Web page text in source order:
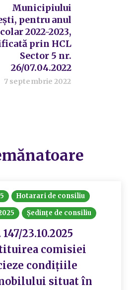
Municipiului
pentru anul
2022-2023,
prin HCL
Sector 5 nr.
26/07.04.2022
7 septembrie 2022
Hotarari de consiliu
Ședințe de consiliu
23.10.2025
comisiei
condițiile
situat în